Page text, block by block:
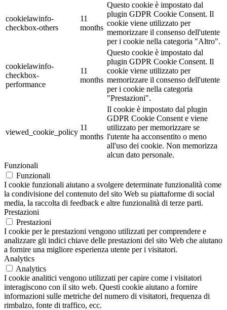
cookielawinfo-
checkbox-others
11
months
Questo cookie è impostato dal
plugin GDPR Cookie Consent. Il
cookie viene utilizzato per
memorizzare il consenso dell'utente
per i cookie nella categoria "Altro".
cookielawinfo-
checkbox-
performance
11
months
Questo cookie è impostato dal
plugin GDPR Cookie Consent. Il
cookie viene utilizzato per
memorizzare il consenso dell'utente
per i cookie nella categoria
"Prestazioni".
viewed_cookie_policy
11
months
Il cookie è impostato dal plugin
GDPR Cookie Consent e viene
utilizzato per memorizzare se
l'utente ha acconsentito o meno
all'uso dei cookie. Non memorizza
alcun dato personale.
Funzionali
Funzionali
I cookie funzionali aiutano a svolgere determinate funzionalità come
la condivisione del contenuto del sito Web su piattaforme di social
media, la raccolta di feedback e altre funzionalità di terze parti.
Prestazioni
Prestazioni
I cookie per le prestazioni vengono utilizzati per comprendere e
analizzare gli indici chiave delle prestazioni del sito Web che aiutano
a fornire una migliore esperienza utente per i visitatori.
Analytics
Analytics
I cookie analitici vengono utilizzati per capire come i visitatori
interagiscono con il sito web. Questi cookie aiutano a fornire
informazioni sulle metriche del numero di visitatori, frequenza di
rimbalzo, fonte di traffico, ecc.